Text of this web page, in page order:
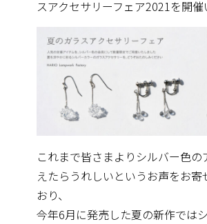
スアクセサリーフェア2021を開催
これまで皆さまよりシルバー色の
えたらうれしいというお声をお寄
おり、
今年6月に発売した夏の新作では